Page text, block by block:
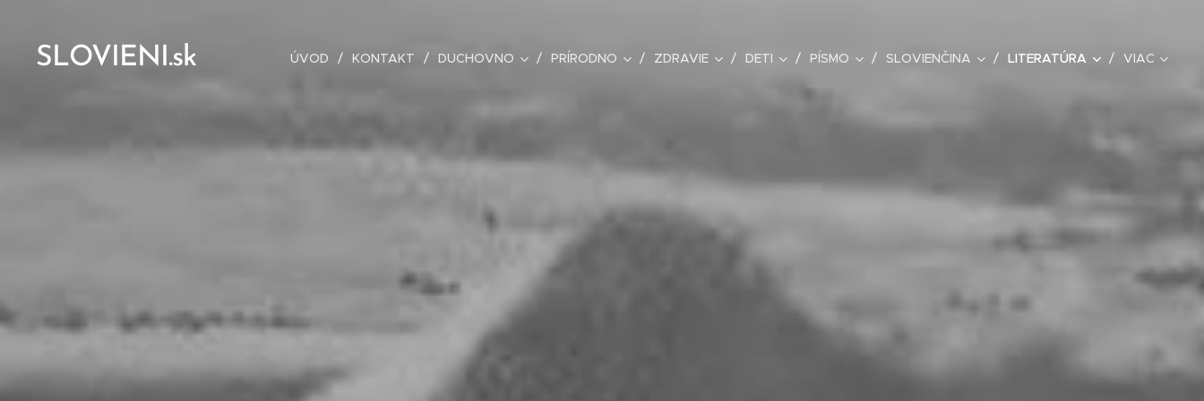
SLOVIENI.sk ÚVOD KONTAKT DUCHOVNO PRÍRODNO ZDRAVIE DETI PÍSMO SLOVIENČINA LITERATÚRA VIAC